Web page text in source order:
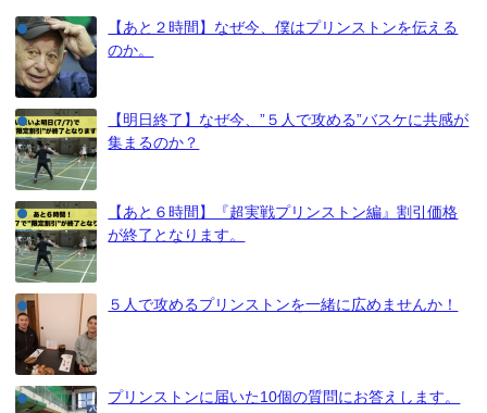
【あと２時間】なぜ今、僕はプリンストンを伝える
のか。
【明日終了】なぜ今、”５人で攻める”バスケに共感が
集まるのか？
【あと６時間】『超実戦プリンストン編』割引価格
が終了となります。
５人で攻めるプリンストンを一緒に広めませんか！
プリンストンに届いた10個の質問にお答えします。